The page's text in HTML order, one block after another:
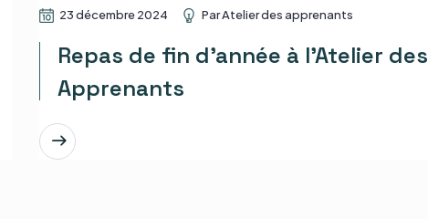
23 décembre 2024 ParAtelier des apprenants
Repas de fin d’année à l’Atelier des
Apprenants